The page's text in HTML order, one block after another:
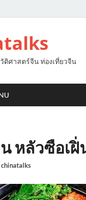
วัติศาสตร์จีน ท่องเที่ยวจีน
หลัวซือเฝิ่
chinatalks